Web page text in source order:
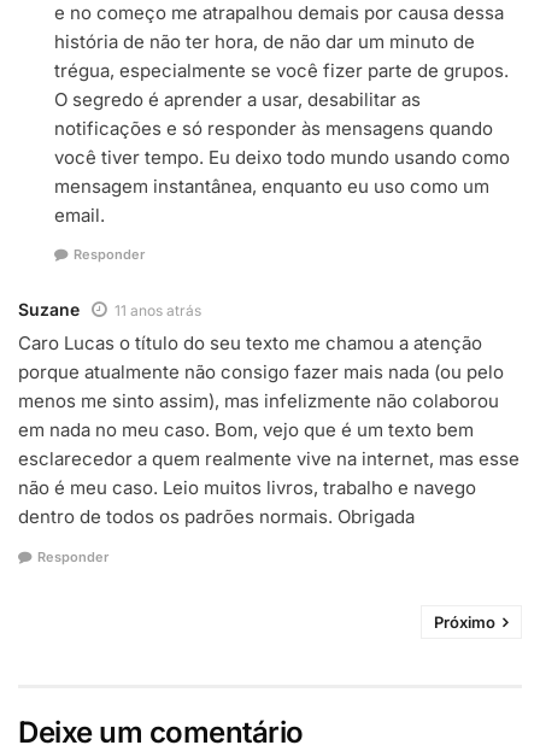
e no começo me atrapalhou demais por causa dessa
história de não ter hora, de não dar um minuto de
trégua, especialmente se você fizer parte de grupos.
O segredo é aprender a usar, desabilitar as
notificações e só responder às mensagens quando
você tiver tempo. Eu deixo todo mundo usando como
mensagem instantânea, enquanto eu uso como um
email.
Responder
Suzane 11 anos atrás
Caro Lucas o título do seu texto me chamou a atenção
porque atualmente não consigo fazer mais nada (ou pelo
menos me sinto assim), mas infelizmente não colaborou
em nada no meu caso. Bom, vejo que é um texto bem
esclarecedor a quem realmente vive na internet, mas esse
não é meu caso. Leio muitos livros, trabalho e navego
dentro de todos os padrões normais. Obrigada
Responder
Próximo
Deixe um comentário